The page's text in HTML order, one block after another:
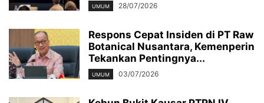
UMUM 28/07/2026
Respons Cepat Insiden di PT Raw
Botanical Nusantara, Kemenperin
Tekankan Pentingnya...
UMUM 03/07/2026